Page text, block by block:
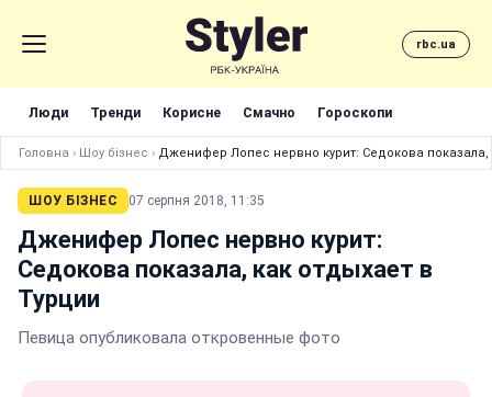
rbc.ua
Люди Тренди Корисне Смачно Гороскопи
Головна › Шоу бізнес › Дженифер Лопес нервно курит: Седокова показала,
ШОУ БІЗНЕС 07 серпня 2018, 11:35
Дженифер Лопес нервно курит:
Седокова показала, как отдыхает в
Турции
Певица опубликовала откровенные фото